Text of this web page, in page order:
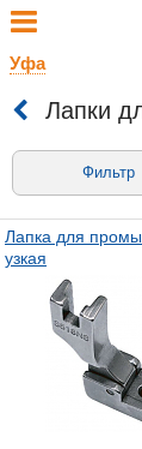
Уфа
Лапки
Фильтр
Лапка для
узкая